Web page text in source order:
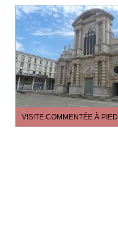
VISITE COMMENTÉE À PIED